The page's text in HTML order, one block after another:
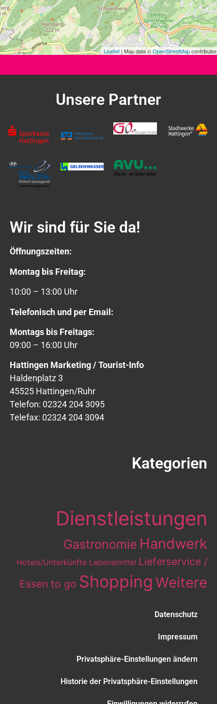
Leaflet| Map data ©OpenStreetMap
Unsere Partner
Wir sind für Sie da!
Öffnungszeiten:
Montag bis Freitag:
10:00 – 13:00 Uhr
Telefonisch und per Email:
Montags bis Freitags:
09:00 – 16:00 Uhr
Hattingen Marketing / Tourist-Info
Haldenplatz 3
45525 Hattingen/Ruhr
Telefon: 02324 204 3095
Telefax: 02324 204 3094
Kategorien
Dienstleistungen
Gastronomie Handwerk
Hotels/Unterkünfte Lebensmittel Lieferservice /
Essen to go Shopping Weitere
Datenschutz
Impressum
Privatsphäre-Einstellungen ändern
Historie der Privatsphäre-Einstellungen